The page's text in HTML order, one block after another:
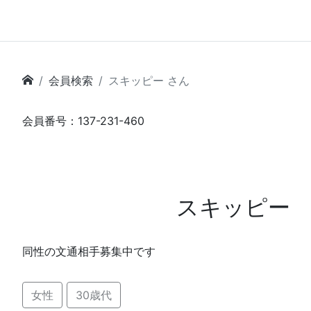
会員検索 スキッピー さん
会員番号：137-231-460
スキッピー
同性の文通相手募集中です
女性 30歳代